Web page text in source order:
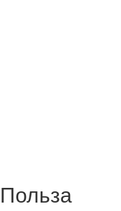
Польза